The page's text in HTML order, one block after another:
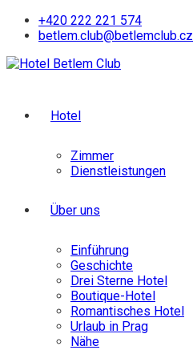
Skip
+420 222 221 574
betlem.club@betlemclub.cz
Hotel
Zimmer
Dienstleistungen
Über uns
Einführung
Geschichte
Drei Sterne Hotel
Boutique-Hotel
Romantisches Hotel
Urlaub in Prag
Nähe